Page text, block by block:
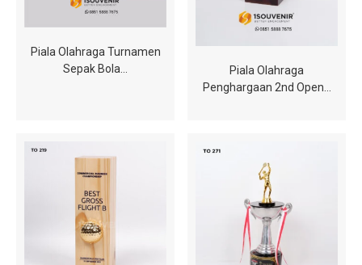
Piala Olahraga Turnamen
Sepak Bola…
Piala Olahraga
Penghargaan 2nd Open…